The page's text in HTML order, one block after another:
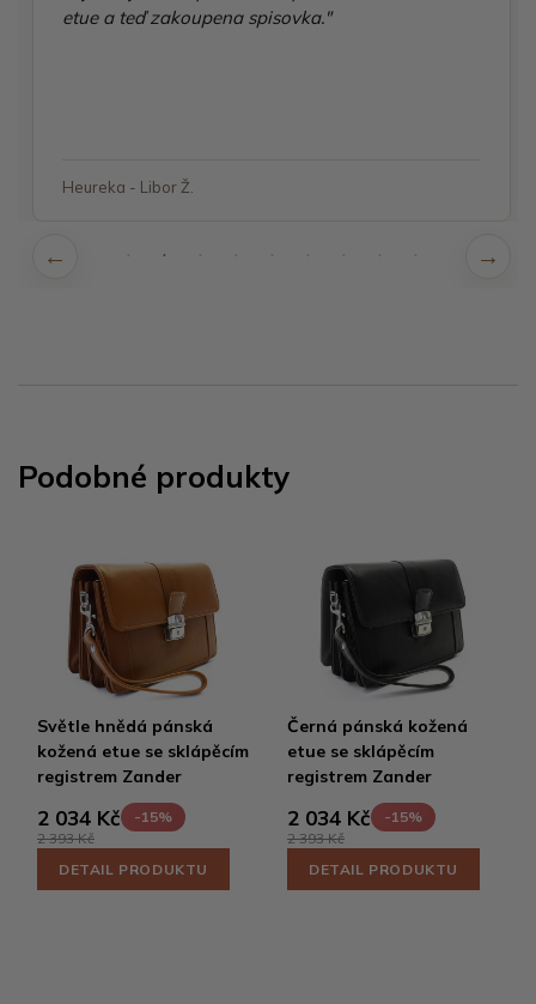
etue a teď zakoupena spisovka."
Heureka - Libor Ž.
Podobné produkty
Světle hnědá pánská
kožená etue se sklápěcím
registrem Zander
2 034 Kč
-15%
2 393 Kč
DETAIL PRODUKTU
Černá pánská kožená
etue se sklápěcím
registrem Zander
2 034 Kč
-15%
2 393 Kč
DETAIL PRODUKTU